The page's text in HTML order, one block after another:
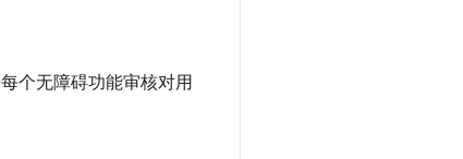
个无障碍功能审核对用